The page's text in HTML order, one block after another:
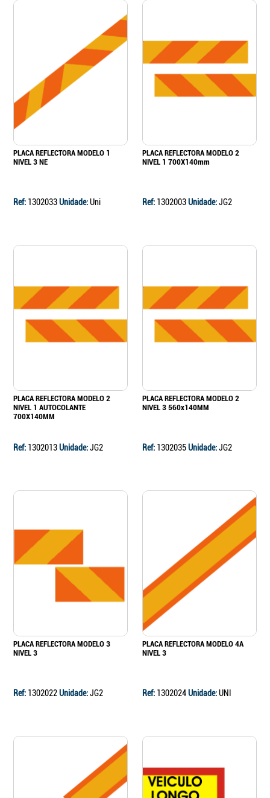
PLACA REFLECTORA MODELO 1
NIVEL 3 NE
Ref: 1302033Unidade:Uni
PLACA REFLECTORA MODELO 2
NIVEL 1 700X140mm
Ref: 1302003Unidade:JG2
PLACA REFLECTORA MODELO 2
NIVEL 1 AUTOCOLANTE
700X140MM
Ref: 1302013Unidade:JG2
PLACA REFLECTORA MODELO 2
NIVEL 3 560x140MM
Ref: 1302035Unidade:JG2
PLACA REFLECTORA MODELO 3
NIVEL 3
Ref: 1302022Unidade:JG2
PLACA REFLECTORA MODELO 4A
NIVEL 3
Ref: 1302024Unidade:UNI